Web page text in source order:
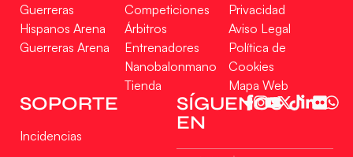
Gestionar consentimiento
Para ofrecer las mejores experiencias, utilizamos tecnologías como las cookies
para almacenar y/o acceder a la información del dispositivo. El consentimiento
de estas tecnologías nos permitirá procesar datos como el comportamiento de
Guerreras
Hispanos Arena
Guerreras Arena
Competiciones
Árbitros
Entrenadores
Nanobalonmano
Tienda
Privacidad
Aviso Legal
Política de
Cookies
Mapa Web
SOPORTE
Incidencias
SÍGUENOS
EN